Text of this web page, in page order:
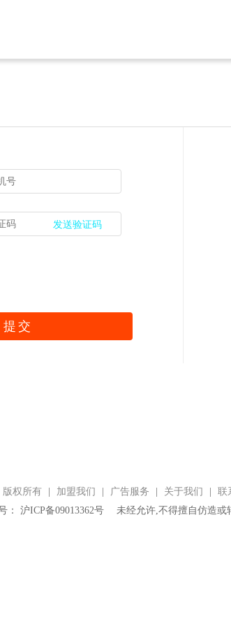
版权所有 加盟我们 广告服务 关于我们 联
： 沪ICP备09013362号 未经允许,不得擅自仿造或